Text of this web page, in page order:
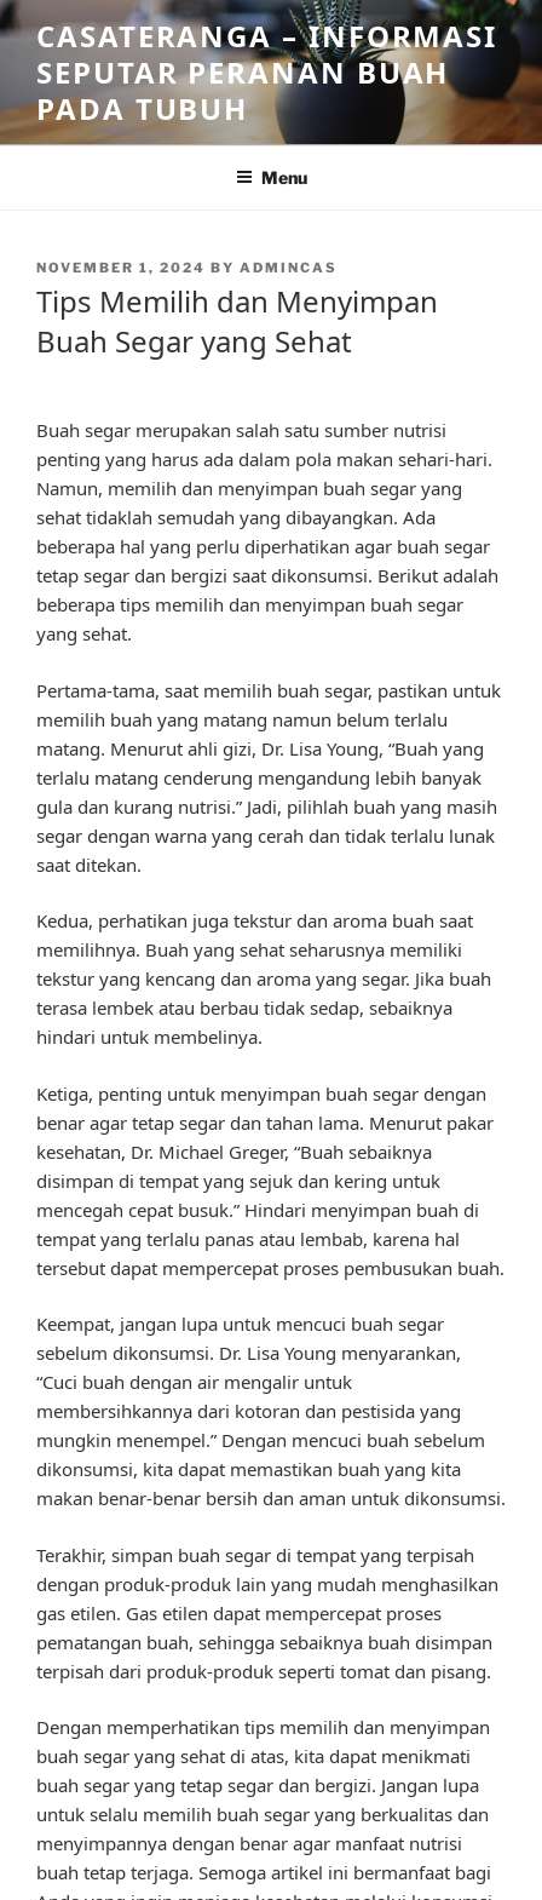
Skip
to
content
CASATERANGA – INFORMASI
SEPUTAR PERANAN BUAH
PADA TUBUH
Menu
POSTED
ON
NOVEMBER 1, 2024 BY ADMINCAS
Tips Memilih dan Menyimpan
Buah Segar yang Sehat
Buah segar merupakan salah satu sumber nutrisi
penting yang harus ada dalam pola makan sehari-hari.
Namun, memilih dan menyimpan buah segar yang
sehat tidaklah semudah yang dibayangkan. Ada
beberapa hal yang perlu diperhatikan agar buah segar
tetap segar dan bergizi saat dikonsumsi. Berikut adalah
beberapa tips memilih dan menyimpan buah segar
yang sehat.
Pertama-tama, saat memilih buah segar, pastikan untuk
memilih buah yang matang namun belum terlalu
matang. Menurut ahli gizi, Dr. Lisa Young, “Buah yang
terlalu matang cenderung mengandung lebih banyak
gula dan kurang nutrisi.” Jadi, pilihlah buah yang masih
segar dengan warna yang cerah dan tidak terlalu lunak
saat ditekan.
Kedua, perhatikan juga tekstur dan aroma buah saat
memilihnya. Buah yang sehat seharusnya memiliki
tekstur yang kencang dan aroma yang segar. Jika buah
terasa lembek atau berbau tidak sedap, sebaiknya
hindari untuk membelinya.
Ketiga, penting untuk menyimpan buah segar dengan
benar agar tetap segar dan tahan lama. Menurut pakar
kesehatan, Dr. Michael Greger, “Buah sebaiknya
disimpan di tempat yang sejuk dan kering untuk
mencegah cepat busuk.” Hindari menyimpan buah di
tempat yang terlalu panas atau lembab, karena hal
tersebut dapat mempercepat proses pembusukan buah.
Keempat, jangan lupa untuk mencuci buah segar
sebelum dikonsumsi. Dr. Lisa Young menyarankan,
“Cuci buah dengan air mengalir untuk
membersihkannya dari kotoran dan pestisida yang
mungkin menempel.” Dengan mencuci buah sebelum
dikonsumsi, kita dapat memastikan buah yang kita
makan benar-benar bersih dan aman untuk dikonsumsi.
Terakhir, simpan buah segar di tempat yang terpisah
dengan produk-produk lain yang mudah menghasilkan
gas etilen. Gas etilen dapat mempercepat proses
pematangan buah, sehingga sebaiknya buah disimpan
terpisah dari produk-produk seperti tomat dan pisang.
Dengan memperhatikan tips memilih dan menyimpan
buah segar yang sehat di atas, kita dapat menikmati
buah segar yang tetap segar dan bergizi. Jangan lupa
untuk selalu memilih buah segar yang berkualitas dan
menyimpannya dengan benar agar manfaat nutrisi
buah tetap terjaga. Semoga artikel ini bermanfaat bagi